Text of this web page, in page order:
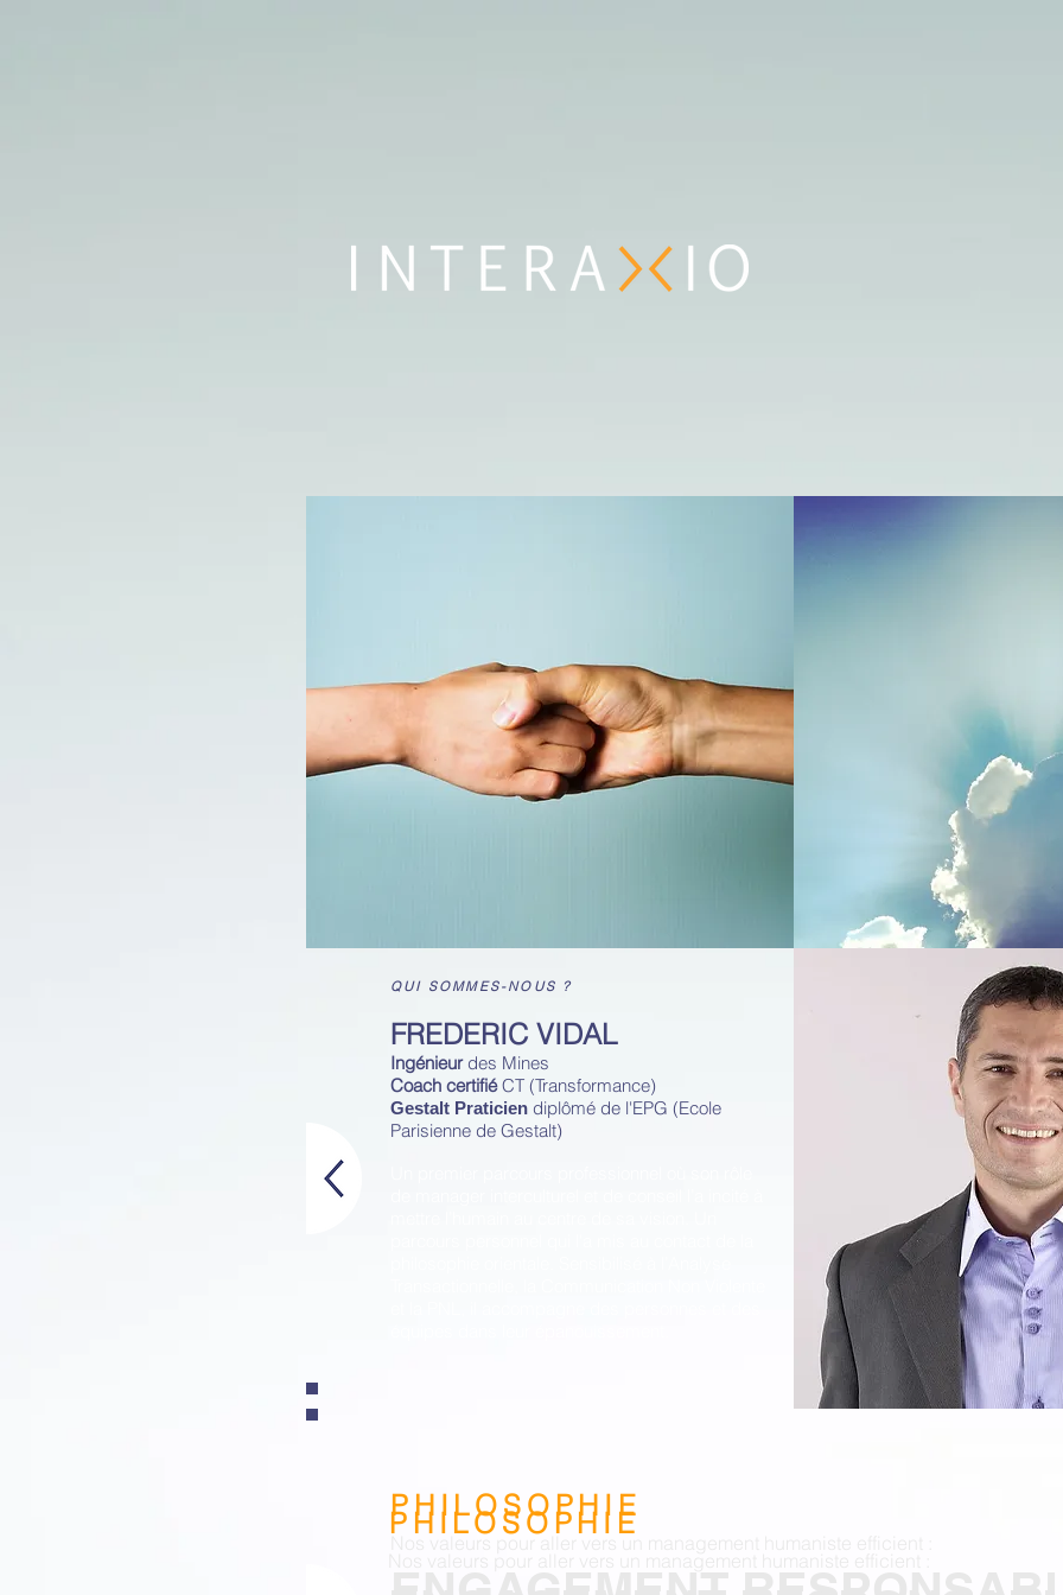
PHILOSOPHIE
QUI SOMMES-NOUS ?
FREDERIC VIDAL
Ingénieurdes Mines
Coach certifiéCT (Transformance)
Gestalt Praticien diplômé de l'EPG (Ecole
Parisienne de Gestalt)
PHILOSOPHIE